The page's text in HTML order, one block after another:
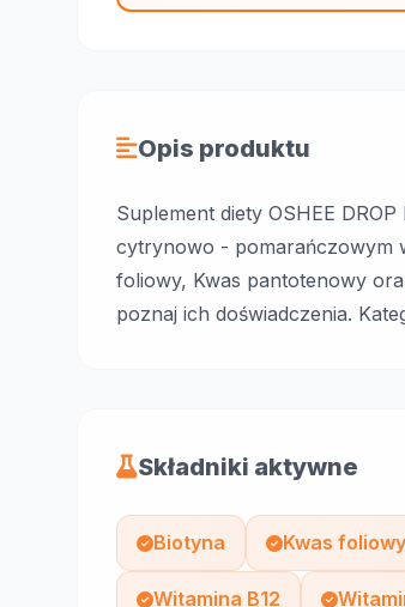
Opis produktu
Suplement diety OSHEE
cytrynowo - pomarańczowym
foliowy, Kwas pantotenowy
poznaj ich doświadczenia.
Składniki aktywne
Biotyna Kwas foliowy
Witamina B12